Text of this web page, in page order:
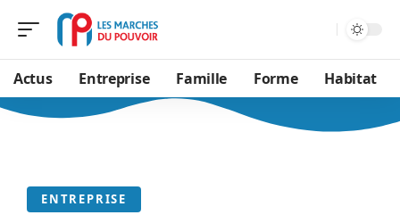
Actus Entreprise Famille Forme Habitat
ENTREPRISE